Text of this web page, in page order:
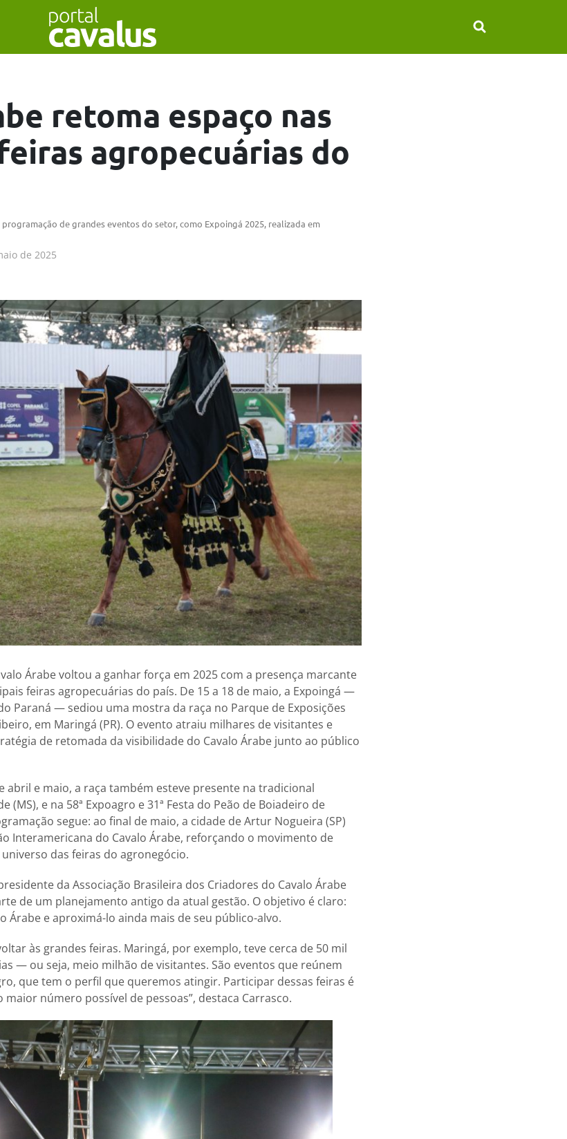
retoma espaço nas
agropecuárias do
de grandes eventos do setor, como Expoingá 2025, realizada em
de 2025
Árabe voltou a ganhar força em 2025 com a presença marcante
feiras agropecuárias do país. De 15 a 18 de maio, a Expoingá —
Paraná — sediou uma mostra da raça no Parque de Exposições
em Maringá (PR). O evento atraiu milhares de visitantes e
de retomada da visibilidade do Cavalo Árabe junto ao público
abril e maio, a raça também esteve presente na tradicional
(MS), e na 58ª Expoagro e 31ª Festa do Peão de Boiadeiro de
segue: ao final de maio, a cidade de Artur Nogueira (SP)
Interamericana do Cavalo Árabe, reforçando o movimento de
das feiras do agronegócio.
da Associação Brasileira dos Criadores do Cavalo Árabe
de um planejamento antigo da atual gestão. O objetivo é claro:
Árabe e aproximá-lo ainda mais de seu público-alvo.
às grandes feiras. Maringá, por exemplo, teve cerca de 50 mil
— ou seja, meio milhão de visitantes. São eventos que reúnem
que tem o perfil que queremos atingir. Participar dessas feiras é
número possível de pessoas”, destaca Carrasco.